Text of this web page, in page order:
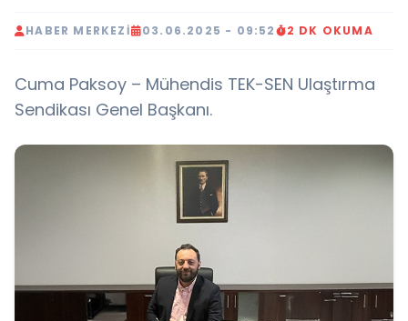
HABER MERKEZI 03.06.2025 - 09:52 2 DK OKUMA
Cuma Paksoy – Mühendis TEK-SEN Ulaştırma
Sendikası Genel Başkanı.